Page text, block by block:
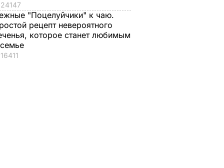
с
24147
"Поцелуйчики" к чаю.
рецепт невероятного
которое станет любимым
16411